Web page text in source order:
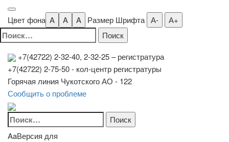
Цвет фона A A A Размер Шрифта А- А+
Найти:
+7(42722) 2-32-40, 2-32-25– регистратура
+7(42722) 2-75-50 - кол-центр регистратуры
Горячая линия Чукотского АО - 122
Сообщить о проблеме
Найти:
AaВерсия для